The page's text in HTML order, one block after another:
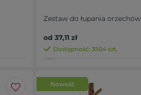
Zestaw do łupania orzechów
od 37,11 zł
Dostępność: 3504 szt.
Nowość